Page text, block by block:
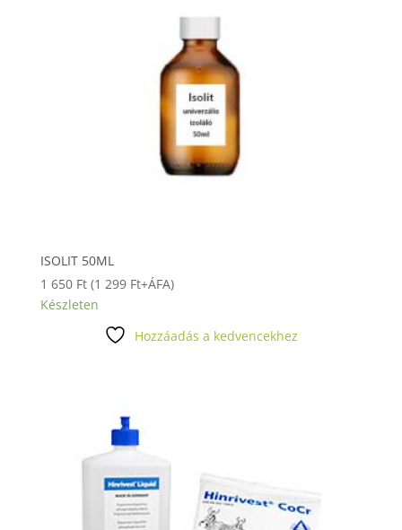
ISOLIT 50ML
1 650 Ft (1 299 Ft+ÁFA)
Készleten
Hozzáadás a kedvencekhez